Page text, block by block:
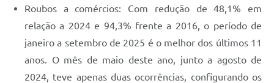
Roubos a comércios: Com redução de 48,1% em
relação a 2024 e 94,3% frente a 2016, o período de
janeiro a setembro de 2025 é o melhor dos últimos 11
anos. O mês de maio deste ano, junto a agosto de
2024, teve apenas duas ocorrências, configurando os